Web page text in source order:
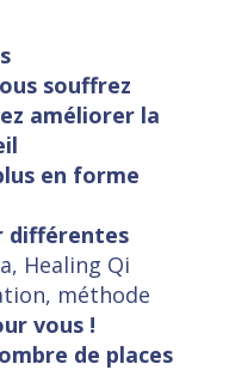
souffrez
améliorer la
en forme
différentes
Healing Qi
méthode
vous !
de places